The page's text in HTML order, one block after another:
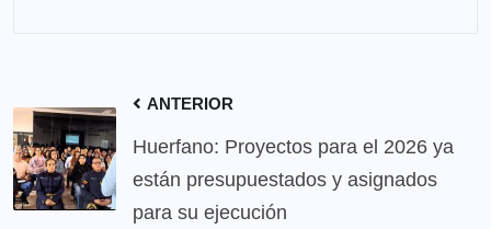
ANTERIOR
Huerfano: Proyectos para el 2026 ya
están presupuestados y asignados
para su ejecución